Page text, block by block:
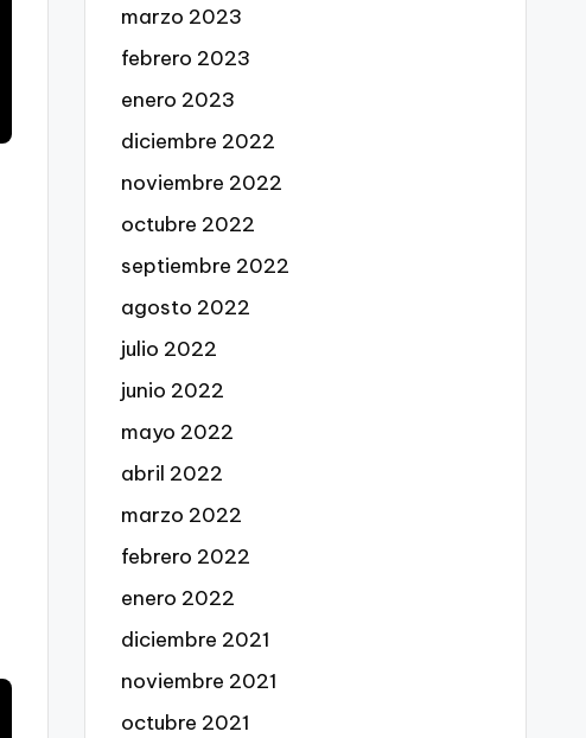
marzo 2023
febrero 2023
enero 2023
diciembre 2022
noviembre 2022
octubre 2022
septiembre 2022
agosto 2022
julio 2022
junio 2022
mayo 2022
abril 2022
marzo 2022
febrero 2022
enero 2022
diciembre 2021
noviembre 2021
octubre 2021